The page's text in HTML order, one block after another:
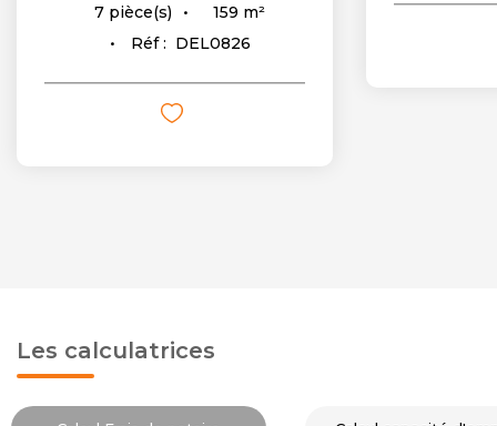
7 pièce(s) 159 m²
Réf : DEL0826
Les calculatrices